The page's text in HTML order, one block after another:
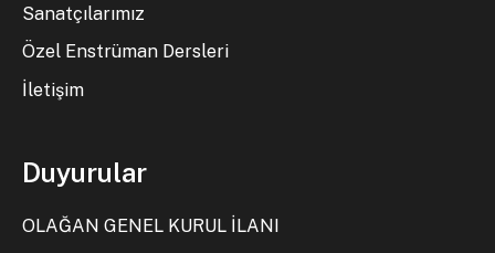
Sanatçılarımız
Özel Enstrüman Dersleri
İletişim
Duyurular
OLAĞAN GENEL KURUL İLANI